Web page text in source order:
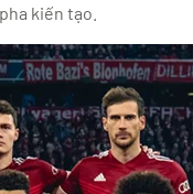
kiến tạo.